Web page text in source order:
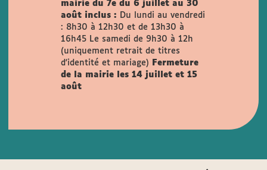
mairie du 7e du 6 juillet au 30
août inclus :
Du lundi au vendredi
: 8h30 à 12h30 et de 13h30 à
16h45
Le samedi de 9h30 à 12h
(uniquement retrait de titres
d'identité et mariage)
Fermeture
de la mairie les 14 juillet et 15
août